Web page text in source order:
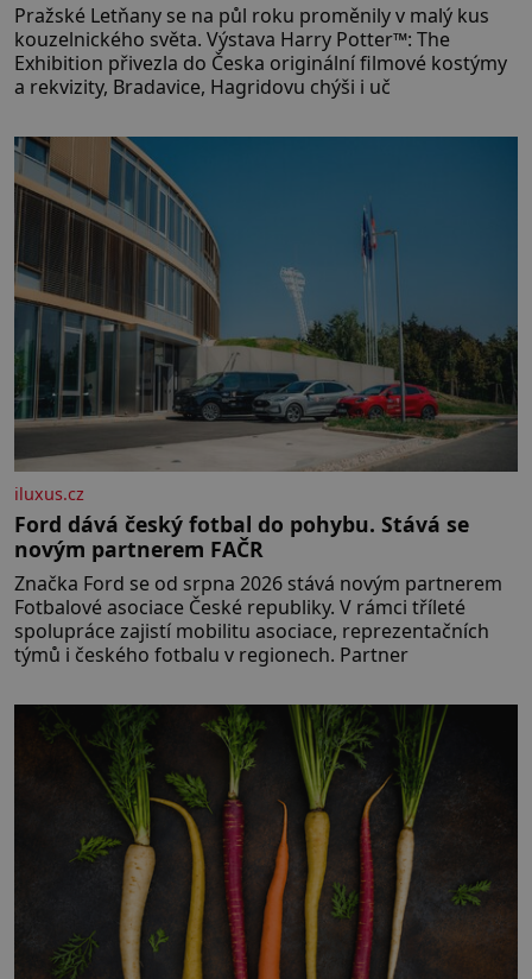
Pražské Letňany se na půl roku proměnily v malý kus
kouzelnického světa. Výstava Harry Potter™: The
Exhibition přivezla do Česka originální filmové kostýmy
a rekvizity, Bradavice, Hagridovu chýši i uč
iluxus.cz
Ford dává český fotbal do pohybu. Stává se
novým partnerem FAČR
Značka Ford se od srpna 2026 stává novým partnerem
Fotbalové asociace České republiky. V rámci tříleté
spolupráce zajistí mobilitu asociace, reprezentačních
týmů i českého fotbalu v regionech. Partner